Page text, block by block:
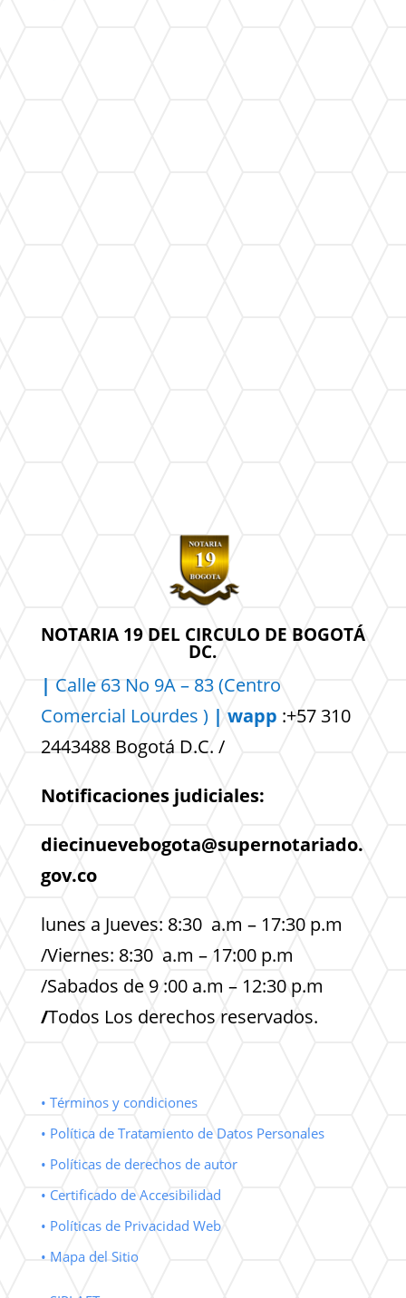
NOTARIA 19 DEL CIRCULO DE BOGOTÁ
DC.
| Calle 63 No 9A – 83 (Centro
Comercial Lourdes ) | wapp :+57 310
2443488 Bogotá D.C. /
Notificaciones judiciales:
diecinuevebogota@supernotariado.
gov.co
lunes a Jueves: 8:30 a.m – 17:30 p.m
/Viernes: 8:30 a.m – 17:00 p.m
/Sabados de 9 :00 a.m – 12:30 p.m
/Todos Los derechos reservados.
• Términos y condiciones
• Política de Tratamiento de Datos Personales
• Políticas de derechos de autor
• Certificado de Accesibilidad
• Políticas de Privacidad Web
• Mapa del Sitio